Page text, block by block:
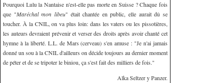
Pourquoi Lulu la Nantaise n'est-elle pas morte en Suisse ? Chaque fois
que "Maréchal mon libeu" était chantée en public, elle aurait dû se
toucher. À la CNIL, on va plus loin: dans les vaters ou les pissotières,
les auteurs devraient prévenir et verser des droits après avoir chanté cet
hymne à la liberté. L.L. de Mars (cerveau) s'en amuse : "Je n'ai jamais
donné un sou à la CNIL d'ailleurs on décide toujours au dernier moment
de péter et de se tripoter le biniou, ça s'est fait des milliers de fois."
Alka Seltzer y Panzer.